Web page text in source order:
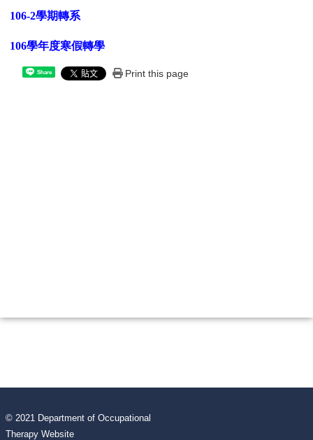
106-2學期轉系
106學年度寒假轉學
Share Print this page
© 2021 Department of Occupational
Therapy Website